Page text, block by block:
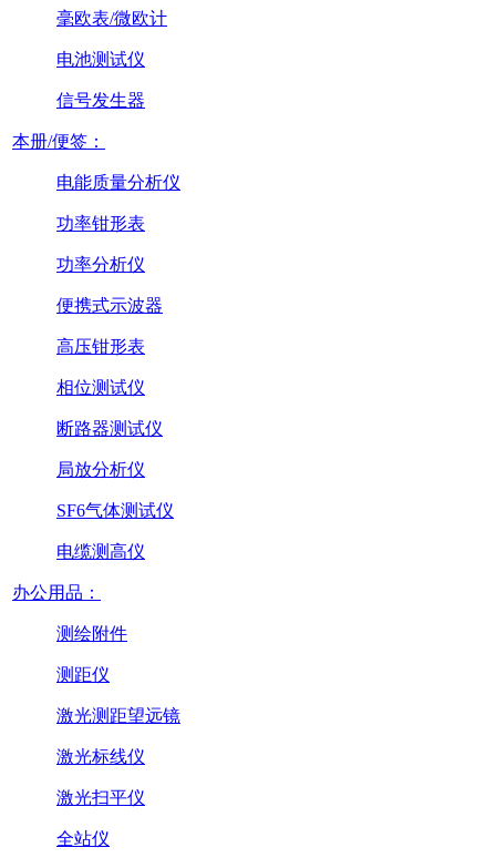
毫欧表/微欧计
电池测试仪
信号发生器
本册/便签：
电能质量分析仪
功率钳形表
功率分析仪
便携式示波器
高压钳形表
相位测试仪
断路器测试仪
局放分析仪
SF6气体测试仪
电缆测高仪
办公用品：
测绘附件
测距仪
激光测距望远镜
激光标线仪
激光扫平仪
全站仪